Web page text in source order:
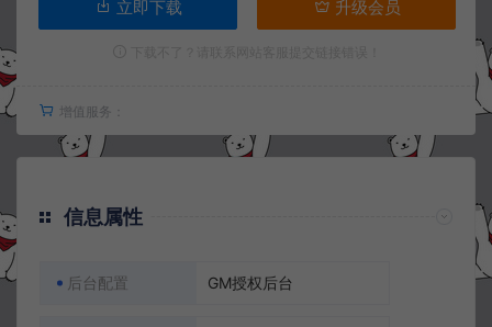
立即下载 升级会员
增值服务：
信息属性
后台配置 GM授权后台